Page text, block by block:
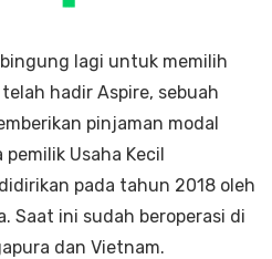
lagi untuk memilih
hadir Aspire, sebuah
pinjaman modal
Usaha Kecil
pada tahun 2018 oleh
Saat ini sudah beroperasi di
dan Vietnam.